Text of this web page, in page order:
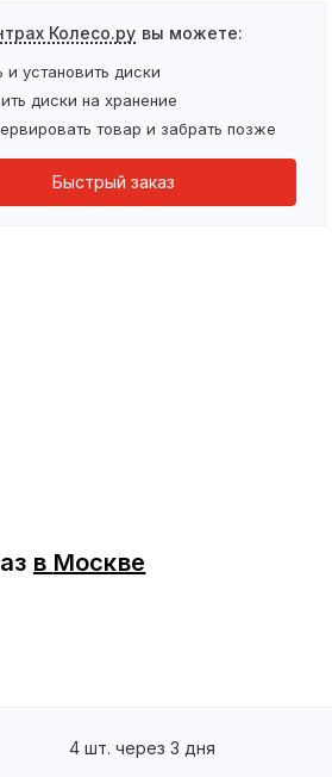
Колесо.ру вы можете:
и установить диски
диски на хранение
товар и забрать позже
Быстрый заказ
в Москве
4 шт. через 3 дня